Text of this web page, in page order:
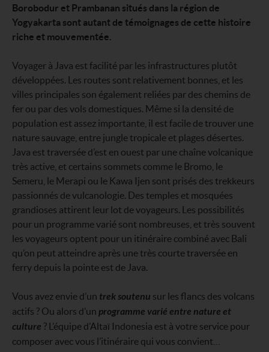
Borobodur et Prambanan situés dans la région de
Yogyakarta sont autant de témoignages de cette histoire
riche et mouvementée.
Voyager à Java est facilité par les infrastructures plutôt
développées. Les routes sont relativement bonnes, et les
villes principales son également reliées par des chemins de
fer ou par des vols domestiques. Même si la densité de
population est assez importante, il est facile de trouver une
nature sauvage, entre jungle tropicale et plages désertes.
Java est traversée d’est en ouest par une chaîne volcanique
très active, et certains sommets comme le Bromo, le
Semeru, le Merapi ou le Kawa Ijen sont prisés des trekkeurs
passionnés de vulcanologie. Des temples et mosquées
grandioses attirent leur lot de voyageurs. Les possibilités
pour un programme varié sont nombreuses, et très souvent
les voyageurs optent pour un itinéraire combiné avec Bali
qu’on peut atteindre après une très courte traversée en
ferry depuis la pointe est de Java.
Vous avez envie d’un trek soutenu sur les flancs des volcans
actifs ? Ou alors d’un programme varié entre nature et
culture ? L’équipe d’Altaï Indonesia est à votre service pour
composer avec vous l’itinéraire qui vous convient…